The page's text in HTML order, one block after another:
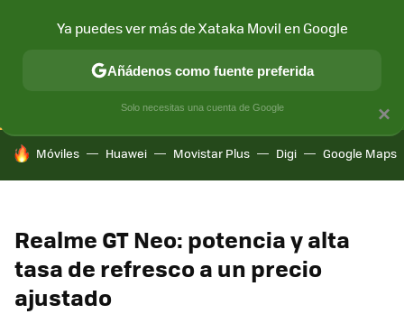
CONECTIVIDAD MÓVIL Y SOCIEDAD APLICACIONES
HOY SE HABLA DE
Móviles Huawei Movistar Plus Digi Google Maps
Realme GT Neo: potencia y alta
tasa de refresco a un precio
ajustado
×
Ya puedes ver más de Xataka Movil en Google
Añádenos como fuente preferida
Solo necesitas una cuenta de Google